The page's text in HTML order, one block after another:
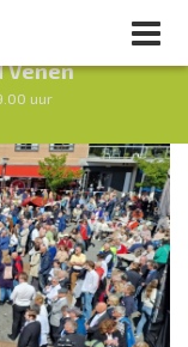
Venen
uur
Volgend uur